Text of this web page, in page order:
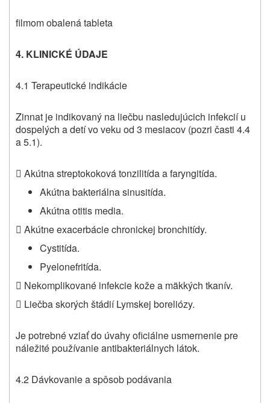
filmom obalená tableta
4. KLINICKÉ ÚDAJE
4.1 Terapeutické indikácie
Zinnat je indikovaný na liečbu nasledujúcich infekcií u
dospelých a detí vo veku od 3 mesiacov (pozri časti 4.4
a 5.1).
 Akútna streptokoková tonzilitída a faryngitída.
Akútna bakteriálna sinusitída.
Akútna otitis media.
 Akútne exacerbácie chronickej bronchitídy.
Cystitída.
Pyelonefritída.
 Nekomplikované infekcie kože a mäkkých tkanív.
 Liečba skorých štádií Lymskej boreliózy.
Je potrebné vziať do úvahy oficiálne usmernenie pre
náležité používanie antibakteriálnych látok.
4.2 Dávkovanie a spôsob podávania